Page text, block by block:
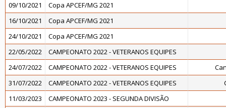
09/10/2021
Copa APCEF/MG 2021
16/10/2021
Copa APCEF/MG 2021
24/10/2021
Copa APCEF/MG 2021
22/05/2022
CAMPEONATO 2022 - VETERANOS EQUIPES
24/07/2022
CAMPEONATO 2022 - VETERANOS EQUIPES
31/07/2022
CAMPEONATO 2022 - VETERANOS EQUIPES
11/03/2023
CAMPEONATO 2023 - SEGUNDA DIVISÃO